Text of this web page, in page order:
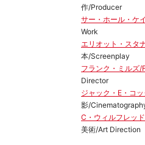
作/Producer
サー・ホール・ケ
Work
エリオット・スタ
本/Screenplay
フランク・ミルズ
Director
ジャック・E・コ
影/
C・ウィルフレッ
美術/Art Direction